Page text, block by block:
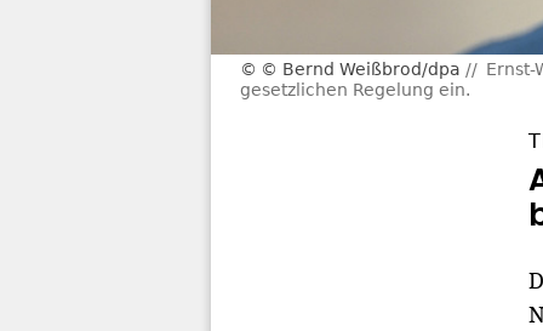
© Bernd Weißbrod/dpa
Ernst-
gesetzlichen Regelung ein.